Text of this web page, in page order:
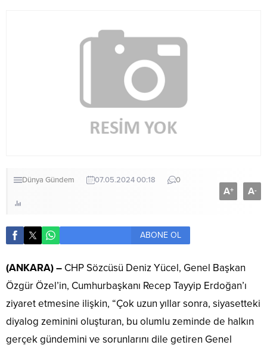
Dünya Gündem 07.05.2024 00:18 0
A+ A-
ABONE OL
(ANKARA) – CHP Sözcüsü Deniz Yücel, Genel Başkan
Özgür Özel’in, Cumhurbaşkanı Recep Tayyip Erdoğan’ı
ziyaret etmesine ilişkin, “Çok uzun yıllar sonra, siyasetteki
diyalog zeminini oluşturan, bu olumlu zeminde de halkın
gerçek gündemini ve sorunlarını dile getiren Genel